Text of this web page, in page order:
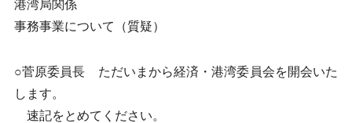
港湾局関係
事務事業について（質疑）
○菅原委員長 ただいまから経済・港湾委員会を開会いた
します。
速記をとめてください。